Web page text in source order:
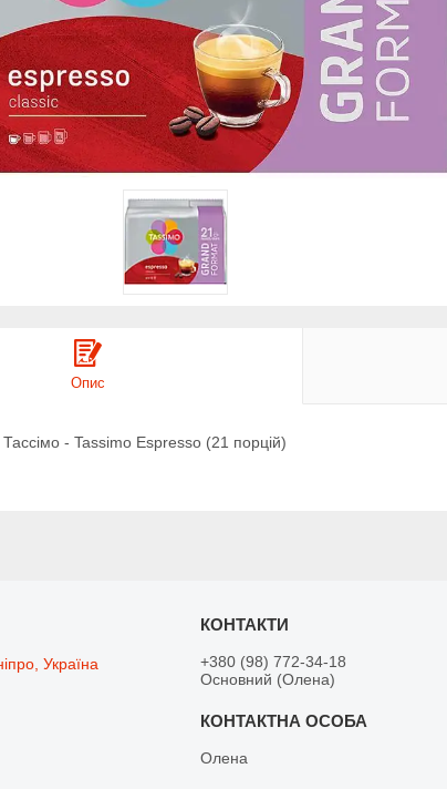
Опис
- Tassimo Espresso (21 порцій)
Україна
+380 (98) 772-34-18
Основний (Олена)
Олена